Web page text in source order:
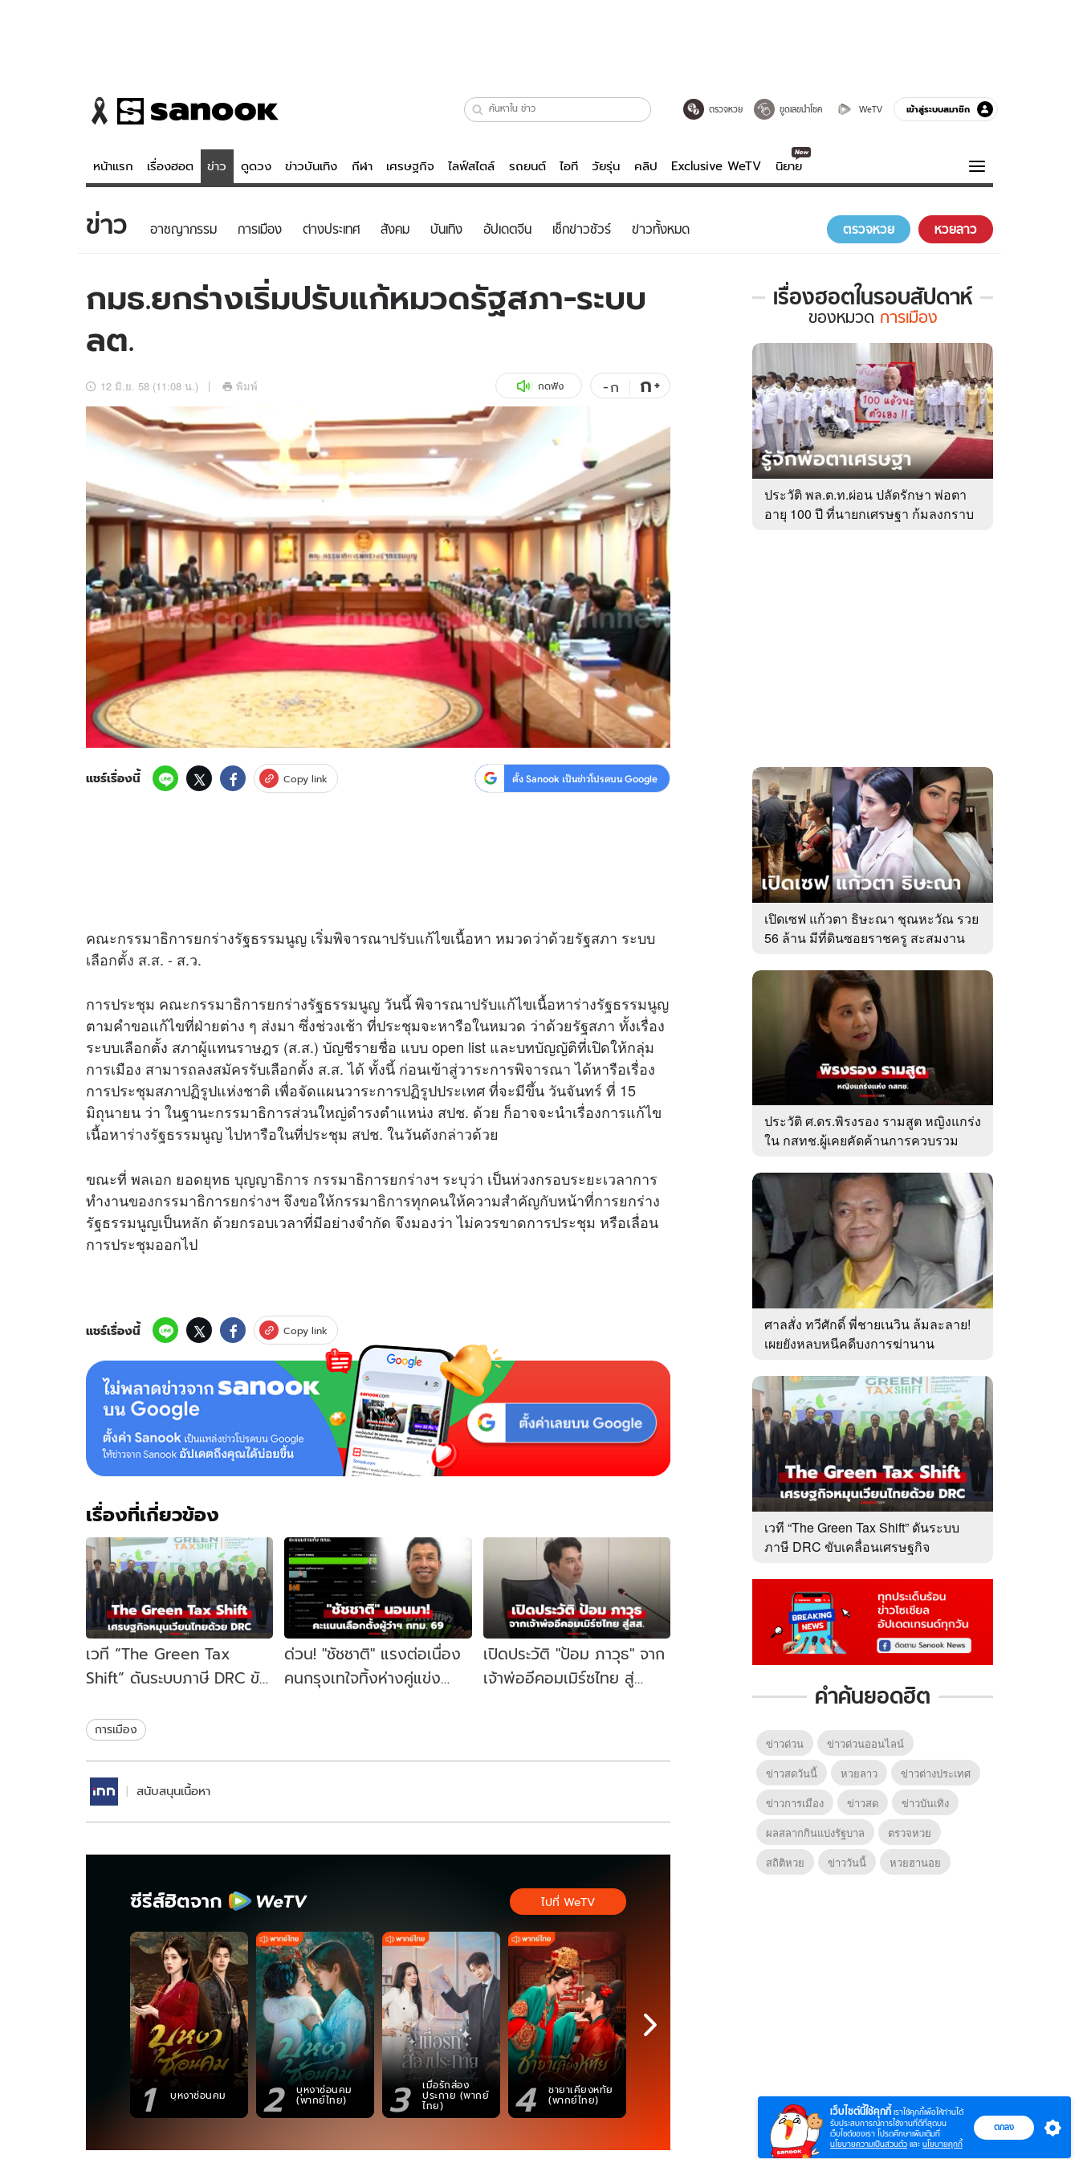
ตรวจหวย ขูดเลขนำโชค WeTV เข้าสู่ระบบสมาชิก
หน้าแรก เรื่องฮอต ข่าว ดูดวง ข่าวบันเทิง กีฬา เศรษฐกิจ ไลฟ์สไตล์ รถยนต์ ไอที วัยรุ่น คลิป Exclusive WeTV นิยาย
ข่าว
ข่าวบันเทิง
ข่าวกีฬา
ข่าวเศรษฐกิจ
อัปเดตจีน
เช็กข่าวชัวร์
ดูดวง - ตรวจหวย
สถิติหวยไทย
ไลฟ์สไตล์
วัยรุ่น
สุขภาพ
เที่ยว-กิน
Tasteful Thailand
Sanook Choice
บันเทิงครบรส
ดูทีวี
Exclusive WeTV
นิยาย
ความรู้รอบตัว
ฮาวทู
ดาวน์โหลดสนุกแอปฟรี ติดตามสนุกโซเชียลได้ที่
สงวนลิขสิทธิ์ ©2569บริษัท อิมเมจ ฟิวเจอร์ (ประเทศไทย) จำกัด
ข่าว อาชญากรรม การเมือง ต่างประเทศ สังคม บันเทิง อัปเดตจีน เช็กข่าวชัวร์ ข่าวทั้งหมด ตรวจหวย หวยลาว
กมธ.ยกร่างเริ่มปรับแก้หมวดรัฐสภา-ระบบ
ลต.
12 มิ.ย. 58 (11:08 น.) พิมพ์ กดฟัง -ก ก+
แชร์เรื่องนี้ Copy link ตั้ง Sanook เป็นข่าวโปรดบน Google
คณะกรรมาธิการยกร่างรัฐธรรมนูญ เริ่มพิจารณาปรับแก้ไขเนื้อหา หมวดว่าด้วยรัฐสภา ระบบ
เลือกตั้ง ส.ส. - ส.ว.
การประชุม คณะกรรมาธิการยกร่างรัฐธรรมนูญ วันนี้ พิจารณาปรับแก้ไขเนื้อหาร่างรัฐธรรมนูญ
ตามคำขอแก้ไขที่ฝ่ายต่าง ๆ ส่งมา ซึ่งช่วงเช้า ที่ประชุมจะหารือในหมวด ว่าด้วยรัฐสภา ทั้งเรื่อง
ระบบเลือกตั้ง สภาผู้แทนราษฎร (ส.ส.) บัญชีรายชื่อ แบบ open list และบทบัญญัติที่เปิดให้กลุ่ม
การเมือง สามารถลงสมัครรับเลือกตั้ง ส.ส. ได้ ทั้งนี้ ก่อนเข้าสู่วาระการพิจารณา ได้หารือเรื่อง
การประชุมสภาปฏิรูปแห่งชาติ เพื่อจัดแผนวาระการปฏิรูปประเทศ ที่จะมีขึ้น วันจันทร์ ที่ 15
มิถุนายน ว่า ในฐานะกรรมาธิการส่วนใหญ่ดำรงตำแหน่ง สปช. ด้วย ก็อาจจะนำเรื่องการแก้ไข
เนื้อหาร่างรัฐธรรมนูญ ไปหารือในที่ประชุม สปช. ในวันดังกล่าวด้วย
ขณะที่ พลเอก ยอดยุทธ บุญญาธิการ กรรมาธิการยกร่างฯ ระบุว่า เป็นห่วงกรอบระยะเวลาการ
ทำงานของกรรมาธิการยกร่างฯ จึงขอให้กรรมาธิการทุกคนให้ความสำคัญกับหน้าที่การยกร่าง
รัฐธรรมนูญเป็นหลัก ด้วยกรอบเวลาที่มีอย่างจำกัด จึงมองว่า ไม่ควรขาดการประชุม หรือเลื่อน
การประชุมออกไป
แชร์เรื่องนี้ Copy link
เรื่องที่เกี่ยวข้อง
เวที “The Green Tax
Shift” ดันระบบภาษี DRC ขับ
ไทย
ด่วน! "ชัชชาติ" แรงต่อเนื่อง
คนกรุงเทใจทิ้งห่างคู่แข่ง
เปิดประวัติ "ป้อม ภาวุธ" จาก
เจ้าพ่ออีคอมเมิร์ซไทย สู่
การเมือง
สนับสนุนเนื้อหา
ซีรีส์ฮิตจาก
1 บุหงาซ่อนคม 2 บุหงาซ่อนคม
(พากย์ไทย) 3 เมื่อรักส่อง
ประกาย (พากย์
ไทย) 4 ชายาเคียงหทัย
(พากย์ไทย) 5 6 พบเธอ 7 พบเธอ (พากย์
ไทย) 8 แบบ
ไปที่ WeTV
เรื่องฮอตในรอบสัปดาห์
เรื่อง
ใน
สัปดาห์
ของ
หมวด
การเมือง
ของหมวด การเมือง
ประวัติ พล.ต.ท.ผ่อน ปลัดรักษา พ่อตา
อายุ 100 ปี ที่นายกเศรษฐา ก้มลงกราบ
เปิดเซฟ แก้วตา ธิษะณา ชุณหะวัณ รวย
56 ล้าน มีที่ดินซอยราชครู สะสมงาน
ประวัติ ศ.ดร.พิรงรอง รามสูต หญิงแกร่ง
ใน กสทช.ผู้เคยคัดค้านการควบรวม
ศาลสั่ง ทวีศักดิ์ พี่ชายเนวิน ล้มละลาย!
เผยยังหลบหนีคดีบงการฆ่านาน
เวที “The Green Tax Shift” ดันระบบ
ภาษี DRC ขับเคลื่อนเศรษฐกิจ
คำค้นยอดฮิต
ข่าวด่วน
ข่าวด่วนออนไลน์
ข่าวสดวันนี้
หวยลาว
ข่าวต่างประเทศ
ข่าวการเมือง
ข่าวสด
ข่าวบันเทิง
ผลสลากกินแบ่งรัฐบาล
ตรวจหวย
สถิติหวย
ข่าววันนี้ หวยฮานอย
เว็บไซต์นี้ใช้คุกกี้ เราใช้คุกกี้เพื่อให้ท่านได้
รับประสบการณ์การใช้งานที่ดีที่สุดบน
เว็บไซต์ของเรา โปรดศึกษาเพิ่มเติมที่
นโยบายความเป็นส่วนตัว และ นโยบายคุกกี้
ตกลง